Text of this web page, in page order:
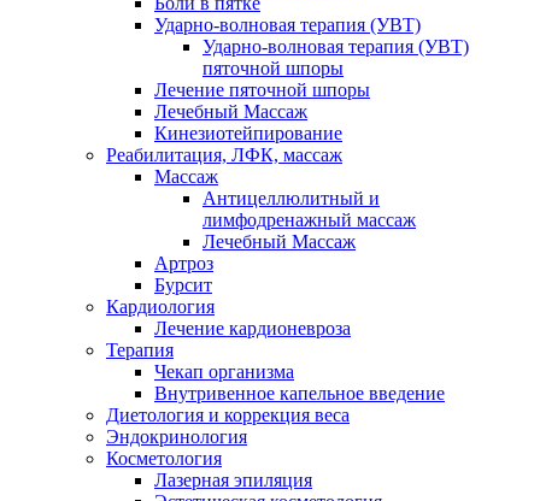
Ударно-волновая терапия (УВТ)
Ударно-волновая терапия (УВТ)
пяточной шпоры
Лечение пяточной шпоры
Лечебный Массаж
Кинезиотейпирование
Реабилитация, ЛФК, массаж
Массаж
Антицеллюлитный и
лимфодренажный массаж
Лечебный Массаж
Артроз
Бурсит
Кардиология
Лечение кардионевроза
Терапия
Чекап организма
Внутривенное капельное введение
Диетология и коррекция веса
Эндокринология
Косметология
Лазерная эпиляция